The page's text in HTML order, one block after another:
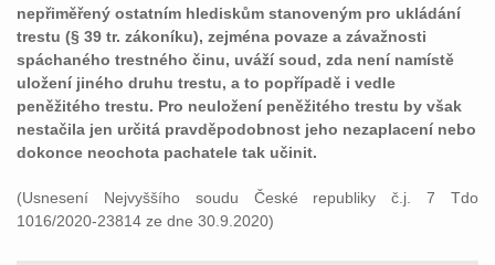
nepřiměřený ostatním hlediskům stanoveným pro ukládání
trestu (§ 39 tr. zákoníku), zejména povaze a závažnosti
spáchaného trestného činu, uváží soud, zda není namístě
uložení jiného druhu trestu, a to popřípadě i vedle
peněžitého trestu. Pro neuložení peněžitého trestu by však
nestačila jen určitá pravděpodobnost jeho nezaplacení nebo
dokonce neochota pachatele tak učinit.
(Usnesení Nejvyššího soudu České republiky č.j. 7 Tdo
1016/2020-23814 ze dne 30.9.2020)